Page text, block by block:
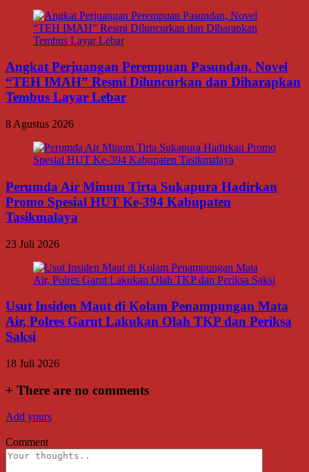
Angkat Perjuangan Perempuan Pasundan, Novel
“TEH IMAH” Resmi Diluncurkan dan Diharapkan
Tembus Layar Lebar
8 Agustus 2026
Perumda Air Minum Tirta Sukapura Hadirkan
Promo Spesial HUT Ke-394 Kabupaten
Tasikmalaya
23 Juli 2026
Usut Insiden Maut di Kolam Penampungan Mata
Air, Polres Garut Lakukan Olah TKP dan Periksa
Saksi
18 Juli 2026
+ There are no comments
Add yours
Comment